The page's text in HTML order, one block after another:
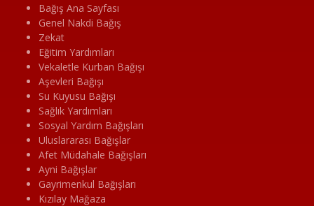
Bağış Ana Sayfası
Genel Nakdi Bağış
Zekat
Eğitim Yardımları
Vekaletle Kurban Bağışı
Aşevleri Bağışı
Su Kuyusu Bağışı
Sağlık Yardımları
Sosyal Yardım Bağışları
Uluslararası Bağışlar
Afet Müdahale Bağışları
Ayni Bağışlar
Gayrimenkul Bağışları
Kızılay Mağaza